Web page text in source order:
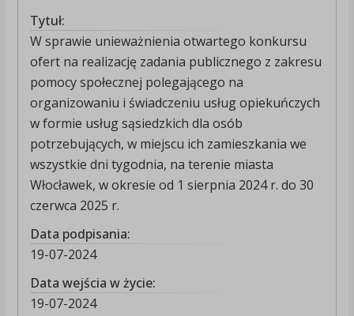
Tytuł:
W sprawie unieważnienia otwartego konkursu
ofert na realizację zadania publicznego z zakresu
pomocy społecznej polegającego na
organizowaniu i świadczeniu usług opiekuńczych
w formie usług sąsiedzkich dla osób
potrzebujących, w miejscu ich zamieszkania we
wszystkie dni tygodnia, na terenie miasta
Włocławek, w okresie od 1 sierpnia 2024 r. do 30
czerwca 2025 r.
Data podpisania:
19-07-2024
Data wejścia w życie:
19-07-2024